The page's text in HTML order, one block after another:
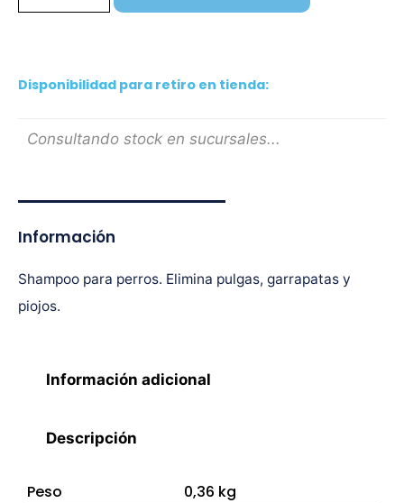
Disponibilidad para retiro en tienda:
Consultando stock en sucursales...
Información
Shampoo para perros. Elimina pulgas, garrapatas y
piojos.
Información adicional
Descripción
Peso
0,36 kg